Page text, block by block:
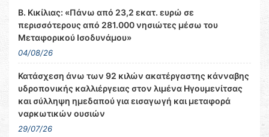
Β. Κικίλιας: «Πάνω από 23,2 εκατ. ευρώ σε
περισσότερους από 281.000 νησιώτες μέσω του
Μεταφορικού Ισοδυνάμου»
04/08/26
Κατάσχεση άνω των 92 κιλών ακατέργαστης κάνναβης
υδροπονικής καλλιέργειας στον λιμένα Ηγουμενίτσας
και σύλληψη ημεδαπού για εισαγωγή και μεταφορά
ναρκωτικών ουσιών
29/07/26